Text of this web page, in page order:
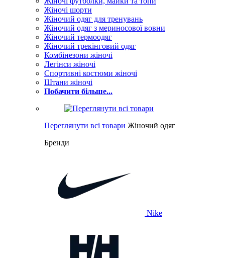
Жіночі шорти
Жіночий одяг для тренувань
Жіночий одяг з мериносової вовни
Жіночий термоодяг
Жіночий трекінговий одяг
Комбінезони жіночі
Легінси жіночі
Спортивні костюми жіночі
Штани жіночі
Побачити більше...
Переглянути всі товари Жіночий одяг
Бренди
Nike